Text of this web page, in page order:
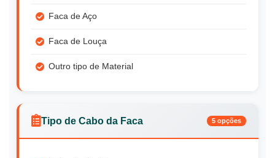
Faca de Aço
Faca de Louça
Outro tipo de Material
Tipo de Cabo da Faca 5 opções